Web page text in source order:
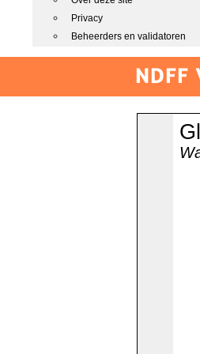
Privacy
Beheerders en validatoren